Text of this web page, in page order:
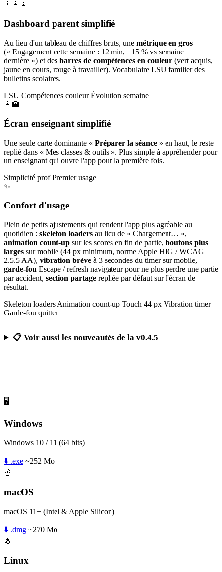
👨‍👩‍👧
Dashboard parent simplifié
Au lieu d'un tableau de chiffres bruts, une métrique en gros
(« Engagement cette semaine : 12 min, +15 % vs semaine
dernière ») et des barres de compétences en couleur (vert acquis,
jaune en cours, rouge à travailler). Vocabulaire LSU familier des
bulletins scolaires.
LSU Compétences couleur Évolution semaine
👩‍🏫
Écran enseignant simplifié
Une seule carte dominante « Préparer la séance » en haut, le reste
replié dans « Mes classes & outils ». Plus simple à appréhender pour
un enseignant qui ouvre l'app pour la première fois.
Simplicité prof Premier usage
✨
Confort d'usage
Plein de petits ajustements qui rendent l'app plus agréable au
quotidien : skeleton loaders au lieu de « Chargement… »,
animation count-up sur les scores en fin de partie, boutons plus
larges sur mobile (44 px minimum, norme Apple HIG / WCAG
2.5.5 AA), vibration brève à 3 secondes du timer sur mobile,
garde-fou Escape / refresh navigateur pour ne plus perdre une partie
par accident, section partage repliée par défaut sur l'écran de
résultat.
Skeleton loaders Animation count-up Touch 44 px Vibration timer
Garde-fou quitter
📋 Voir aussi les nouveautés de la v0.4.5
🖥️
Windows
Windows 10 / 11 (64 bits)
⬇️ .exe ~252 Mo
🍎
macOS
macOS 11+ (Intel & Apple Silicon)
⬇️ .dmg ~270 Mo
🐧
Linux